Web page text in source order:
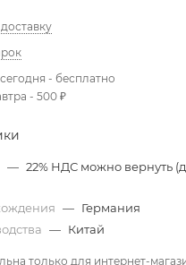
- бесплатно
- 500 ₽
— 22% НДС можно вернуть
— Германия
— Китай
только для интернет-